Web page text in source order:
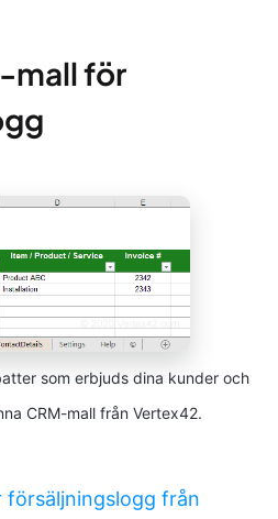
mall för
som erbjuds dina kunder och
CRM-mall från Vertex42.
försäljningslogg från